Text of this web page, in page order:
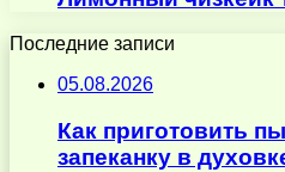
Последние записи
05.08.2026
Как приготовить
запеканку в